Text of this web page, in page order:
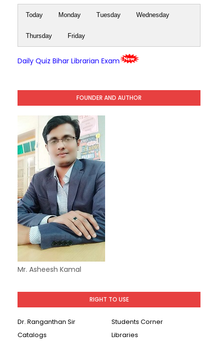
Today Monday Tuesday Wednesday
Thursday Friday
Daily Quiz Bihar Librarian Exam
FOUNDER AND AUTHOR
Mr. Asheesh Kamal
RIGHT TO USE
Dr. Ranganthan Sir
Students Corner
Catalogs
Libraries